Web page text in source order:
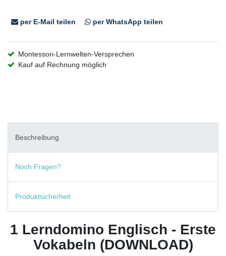
per E-Mail teilen per WhatsApp teilen
Montessori-Lernwelten-Versprechen
Kauf auf Rechnung möglich
Beschreibung
Noch Fragen?
Produktsicherheit
1 Lerndomino Englisch - Erste
Vokabeln (DOWNLOAD)